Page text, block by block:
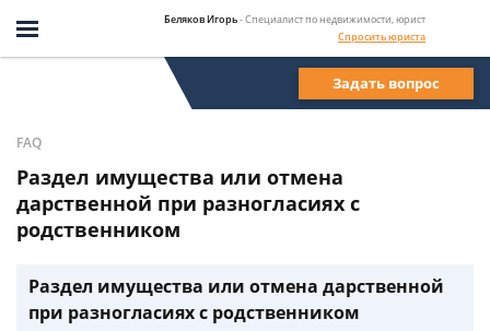
Беляков Игорь- Специалист по недвижимости, юрист
Спросить юриста
Задать вопрос
FAQ
Раздел имущества или отмена
дарственной при разногласиях с
родственником
Раздел имущества или отмена дарственной
при разногласиях с родственником